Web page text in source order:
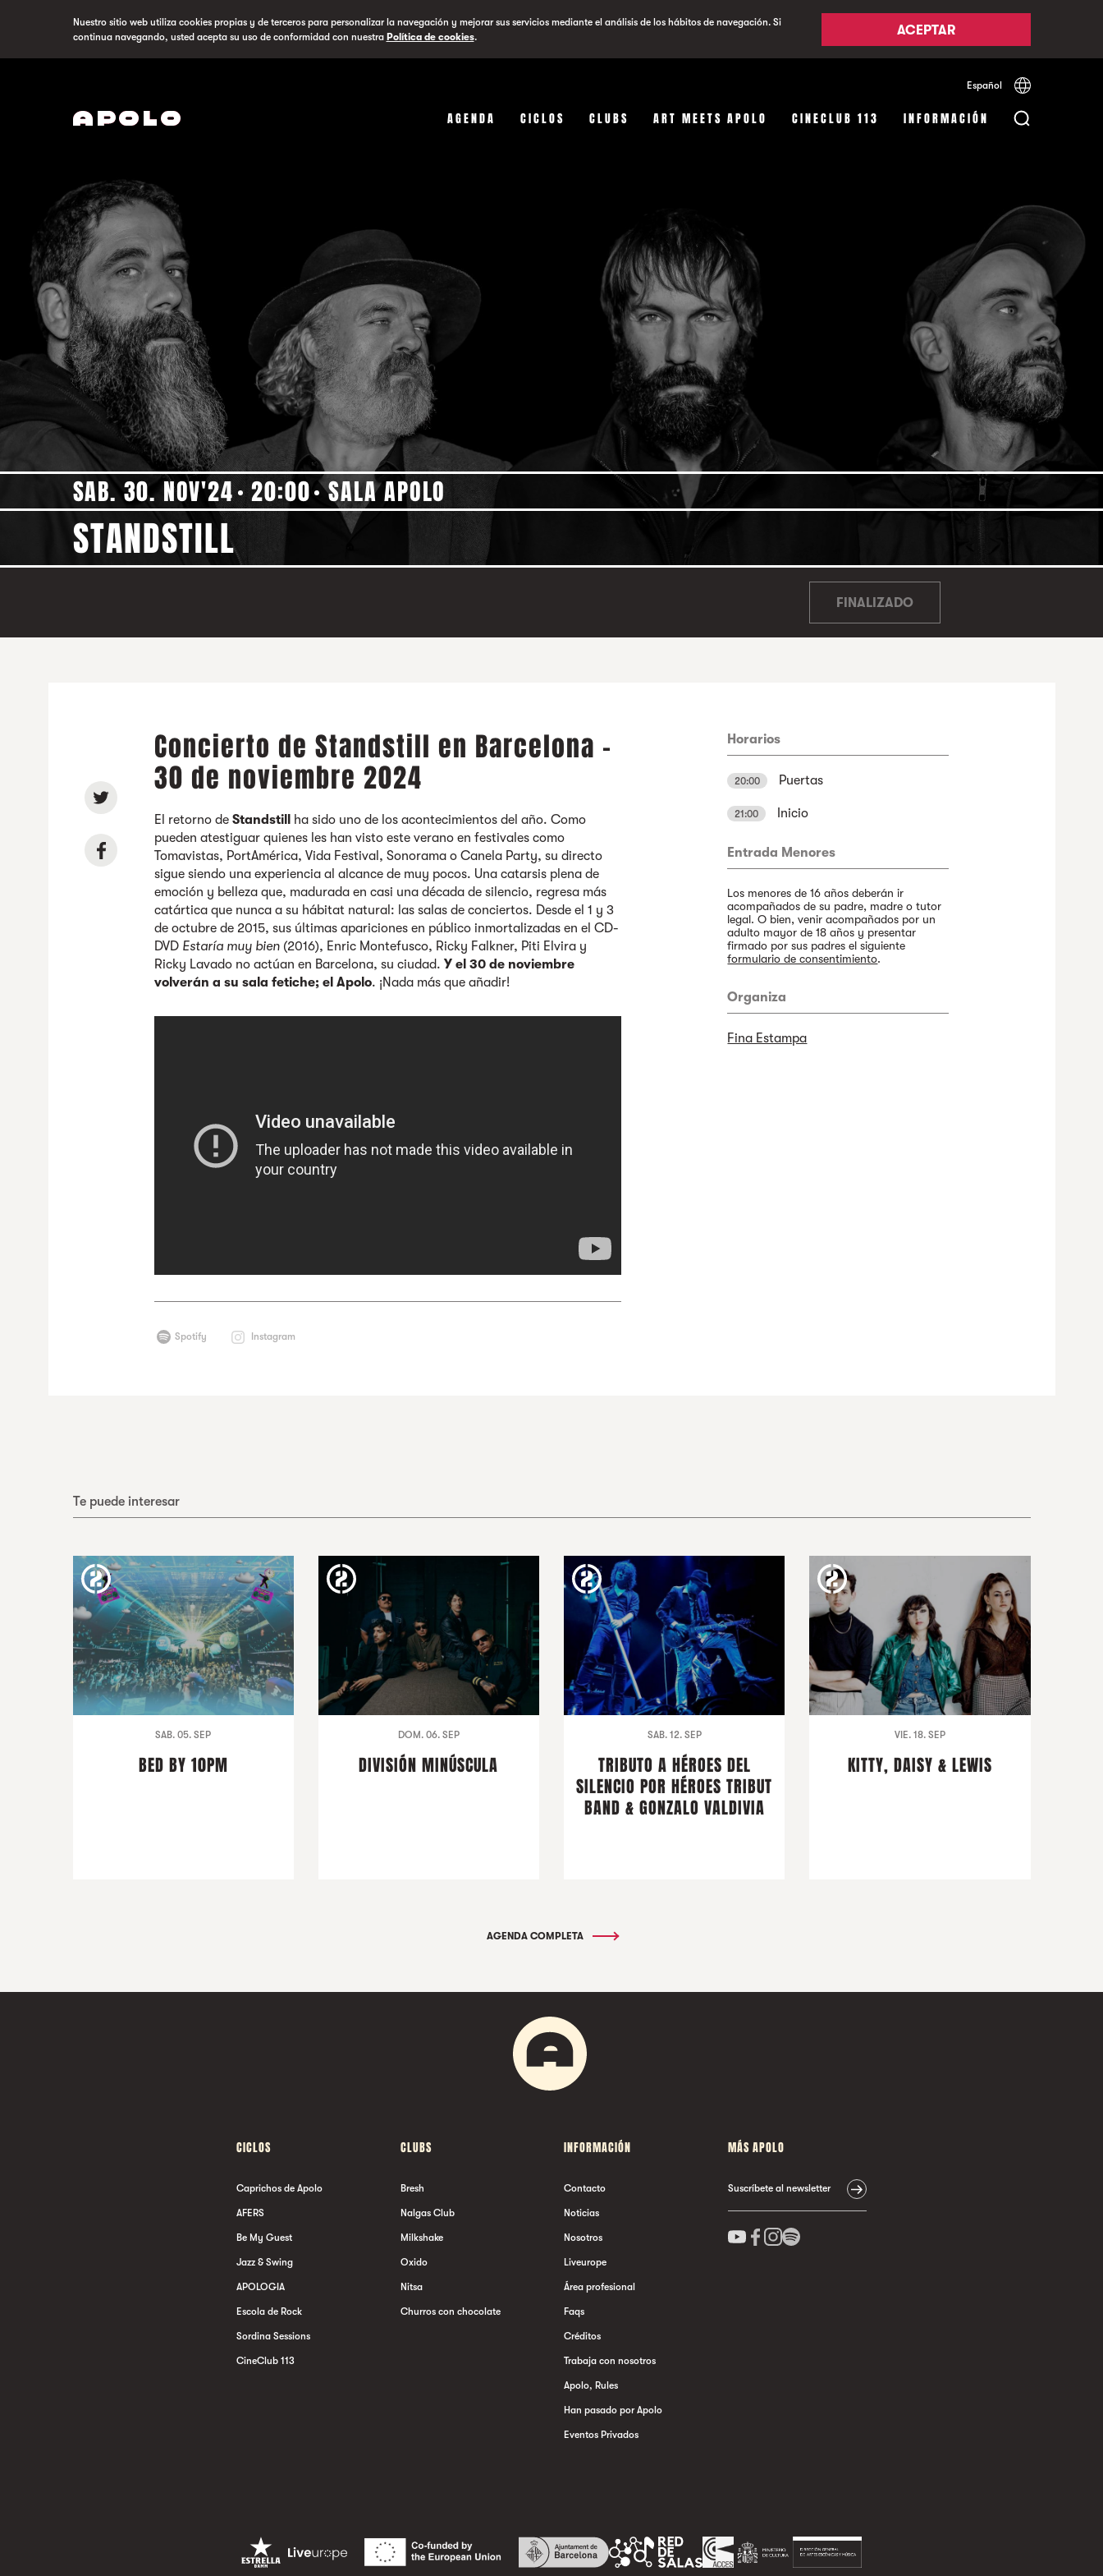
Nuestro sitio web utiliza cookies propias y de terceros para personalizar la navegación y mejorar sus servicios mediante el análisis de los hábitos de navegación. Si
continua navegando, usted acepta su uso de conformidad con nuestra Política de cookies. ACEPTAR
Español Català
AGENDA CICLOS CLUBS ART MEETS APOLO CINECLUB 113 INFORMACIÓN
SAB. 30. NOV'24 20:00 SALA APOLO
STANDSTILL
FINALIZADO
Concierto de Standstill en Barcelona -
30 de noviembre 2024
El retorno de Standstill
ha sido uno de los acontecimientos del año. Como
pueden atestiguar quienes les han visto este verano en festivales como
Tomavistas, PortAmérica, Vida Festival, Sonorama o Canela Party, su directo
sigue siendo una experiencia al alcance de muy pocos. Una catarsis plena de
emoción y belleza que, madurada en casi una década de silencio, regresa más
catártica que nunca a su hábitat natural: las salas de conciertos. Desde el 1 y 3
de octubre de 2015, sus últimas apariciones en público inmortalizadas en el CD-
DVD Estaría muy bien (2016), Enric Montefusco, Ricky Falkner, Piti Elvira y
Ricky Lavado no actúan en Barcelona, su ciudad. Y el 30 de noviembre
volverán a su sala fetiche; el Apolo. ¡Nada más que añadir!
Spotify Instagram
Horarios
20:00 Puertas
21:00 Inicio
Entrada Menores
Los menores de 16 años deberán ir
acompañados de su padre, madre o tutor
legal. O bien, venir acompañados por un
adulto mayor de 18 años y presentar
firmado por sus padres el siguiente
formulario de consentimiento.
Organiza
Fina Estampa
Te puede interesar
SAB. 05. SEP
BED BY 10PM
DOM. 06. SEP
DIVISIÓN MINÚSCULA
SAB. 12. SEP
TRIBUTO A HÉROES DEL
SILENCIO POR HÉROES TRIBUT
BAND & GONZALO VALDIVIA
VIE. 18. SEP
KITTY, DAISY & LEWIS
AGENDA COMPLETA
CICLOS
Caprichos de Apolo
AFERS
Be My Guest
Jazz & Swing
APOLOGIA
Escola de Rock
Sordina Sessions
CineClub 113
CLUBS
Bresh
Nalgas Club
Milkshake
Oxido
Nitsa
Churros con chocolate
INFORMACIÓN
Contacto
Noticias
Nosotros
Liveurope
Área profesional
Faqs
Créditos
Trabaja con nosotros
Apolo, Rules
Han pasado por Apolo
Eventos Privados
MÁS APOLO
Suscríbete al newsletter